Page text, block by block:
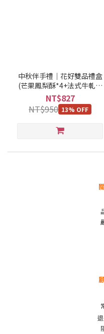
中秋伴手禮｜花好雙品禮盒
(芒果鳳梨酥*4+法式牛軋餅
*6+達克瓦茲*4+柚香瑪德蓮
*4)
NT$827
NT$950 13% OFF